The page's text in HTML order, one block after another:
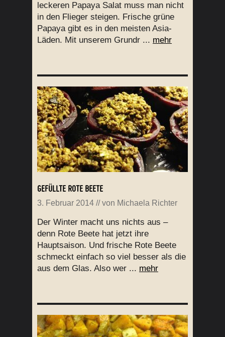
leckeren Papaya Salat muss man nicht
in den Flieger steigen. Frische grüne
Papaya gibt es in den meisten Asia-
Läden. Mit unserem Grundr ... mehr
GEFÜLLTE ROTE BEETE
3. Februar 2014 // von Michaela Richter
Der Winter macht uns nichts aus –
denn Rote Beete hat jetzt ihre
Hauptsaison. Und frische Rote Beete
schmeckt einfach so viel besser als die
aus dem Glas. Also wer ... mehr